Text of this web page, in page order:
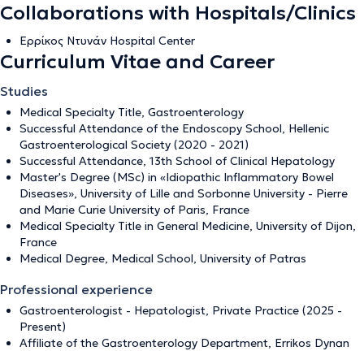
Collaborations with Hospitals/Clinics
Ερρίκος Ντυνάν Hospital Center
Curriculum Vitae and Career
Studies
Medical Specialty Title, Gastroenterology
Successful Attendance of the Endoscopy School, Hellenic
Gastroenterological Society (2020 - 2021)
Successful Attendance, 13th School of Clinical Hepatology
Master's Degree (MSc) in «Idiopathic Inflammatory Bowel
Diseases», University of Lille and Sorbonne University - Pierre
and Marie Curie University of Paris, France
Medical Specialty Title in General Medicine, University of Dijon,
France
Medical Degree, Medical School, University of Patras
Professional experience
Gastroenterologist - Hepatologist, Private Practice (2025 -
Present)
Affiliate of the Gastroenterology Department, Errikos Dynan